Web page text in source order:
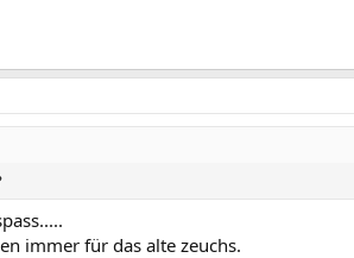
immer für das alte zeuchs.